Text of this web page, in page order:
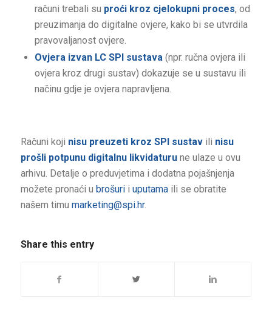
računi trebali su proći kroz cjelokupni proces, od
preuzimanja do digitalne ovjere, kako bi se utvrdila
pravovaljanost ovjere.
Ovjera izvan LC SPI sustava(npr. ručna ovjera ili
ovjera kroz drugi sustav) dokazuje se u sustavu ili
načinu gdje je ovjera napravljena.
Računi koji nisu preuzeti kroz SPI sustavili nisu
prošli potpunu digitalnu likvidaturune ulaze u ovu
arhivu. Detalje o preduvjetima i dodatna pojašnjenja
možete pronaći u brošurii uputamaili se obratite
našem timu marketing@spi.hr.
Share this entry